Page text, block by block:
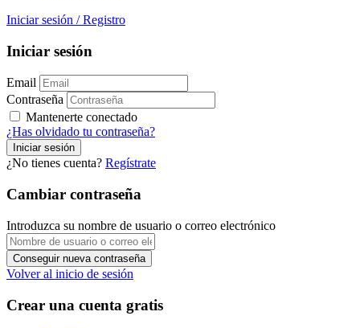
Iniciar sesión / Registro
Iniciar sesión
Email
Contraseña
Mantenerte conectado
¿Has olvidado tu contraseña?
¿No tienes cuenta? Regístrate
Cambiar contraseña
Introduzca su nombre de usuario o correo electrónico
Volver al inicio de sesión
Crear una cuenta gratis